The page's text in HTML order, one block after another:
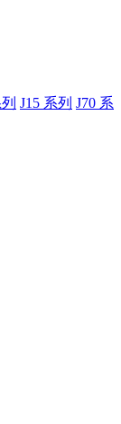
J15 系列 J70 系